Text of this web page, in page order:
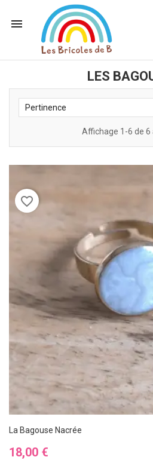

LES
Pertinence
Affichage 1-6 de 6
favorite_border
La Bagouse Nacrée
Prix
18,00 €